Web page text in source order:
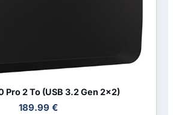
Pro 2 To (USB 3.2 Gen 2x2)
189.99 €